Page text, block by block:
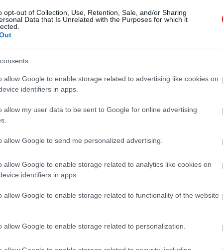
opt-out of Collection, Use, Retention, Sale, and/or Sharing
Data that Is Unrelated with the Purposes for which it
allow Google to enable storage related to advertising like cookies on
identifiers in apps.
allow my user data to be sent to Google for online advertising
allow Google to send me personalized advertising.
allow Google to enable storage related to analytics like cookies on
identifiers in apps.
allow Google to enable storage related to functionality of the website
allow Google to enable storage related to personalization.
iV például éppúgy a legmagasabb,
NCAP ütközésbiztonsági
modell. A fedélzeti nagyfeszültségű
baleset során, ugyanis ütközéskor az
alatt automatikusan lekapcsolódnak az
alatt. A vezetőt, az utasokat, a baleset
áramütés veszélye. Az ütközési
elhelyezett akkumulátorblokk a
maradt.
ellenére mégis tűz ütne ki, az
a belsőégésű motorral hajtott autóké. A
részesülnek, tovább bővítve
A SKODA AUTO támogatja ezeket a
érintő lehető leghatékonyabb és
specifikus információkat és mentési
rendelkezésére. A tűzoltók például